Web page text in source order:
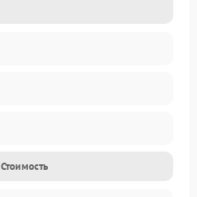
Стоимость